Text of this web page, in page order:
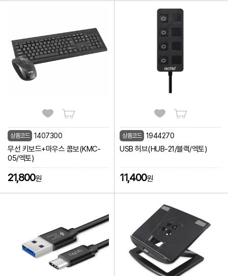
상품코드 1407300
무선 키보드+마우스 콤보(KMC-
05/엑토)
21,800원
상품코드 1944270
USB 허브(HUB-21/블랙/엑토)
11,400원